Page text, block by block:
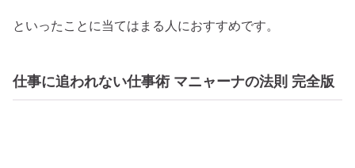
といったことに当てはまる人におすすめです。
仕事に追われない仕事術 マニャーナの法則 完全版